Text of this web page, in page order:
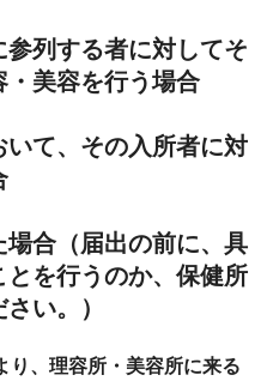
列する者に対してそ
美容を行う場合
て、その入所者に対
合（届出の前に、具
を行うのか、保健所
い。）
、理容所・美容所に来る